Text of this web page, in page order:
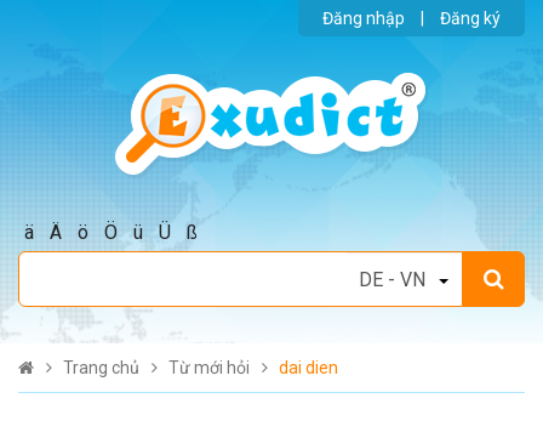
Đăng nhập Đăng ký
ä Ä ö Ö ü Ü ß
Trang chủ Từ mới hỏi dai dien